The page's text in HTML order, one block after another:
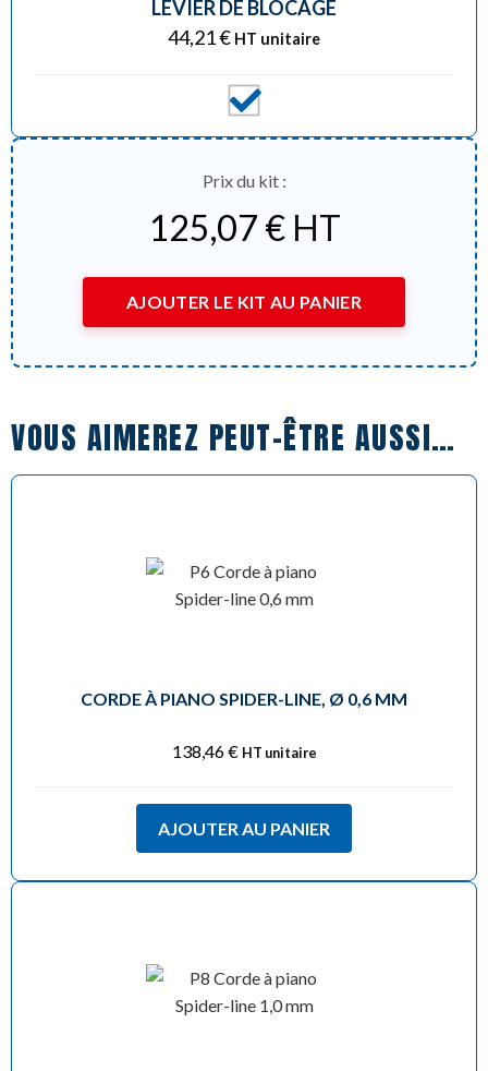
LEVIER DE BLOCAGE
44,21€ HT unitaire
Prix du kit :
125,07 €HT
AJOUTER LE KIT AU PANIER
VOUS AIMEREZ PEUT-ÊTRE AUSSI…
CORDE À PIANO SPIDER-LINE, Ø 0,6 MM
138,46€ HT unitaire
AJOUTER AU PANIER